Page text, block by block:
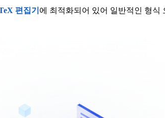
편집기 에 최적화되어 있어 일반적인 형식